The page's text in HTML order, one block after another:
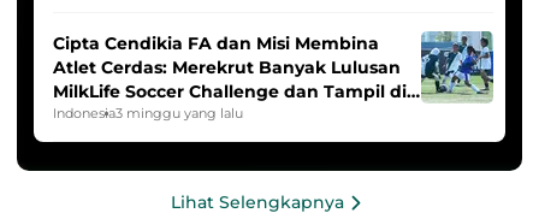
Cipta Cendikia FA dan Misi Membina
Atlet Cerdas: Merekrut Banyak Lulusan
MilkLife Soccer Challenge dan Tampil di
HYDROPLUS Soccer League
Indonesia3 minggu yang lalu
Lihat Selengkapnya